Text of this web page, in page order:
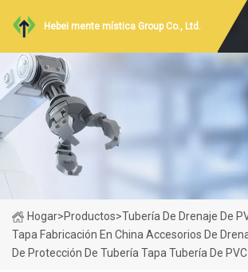
Hebei mente mística Group Co., Ltd.
Hogar>Productos>Tubería De Drenaje De
Tapa Fabricación En China Accesorios De
De Protección De Tubería Tapa Tubería De PVC